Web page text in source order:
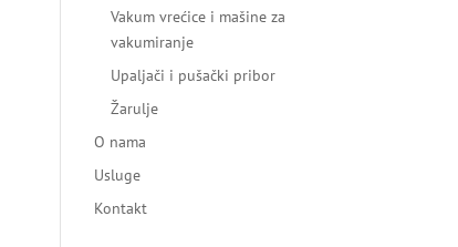
Vakum vrećice i mašine za
vakumiranje
Upaljači i pušački pribor
Žarulje
O nama
Usluge
Kontakt